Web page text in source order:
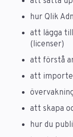
hur Qlik
att lägga
(licenser)
att förstå
att
att skapa
hur du